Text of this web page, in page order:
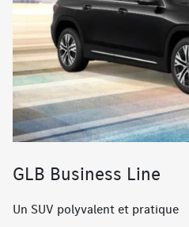
GLB Business Line
Un SUV